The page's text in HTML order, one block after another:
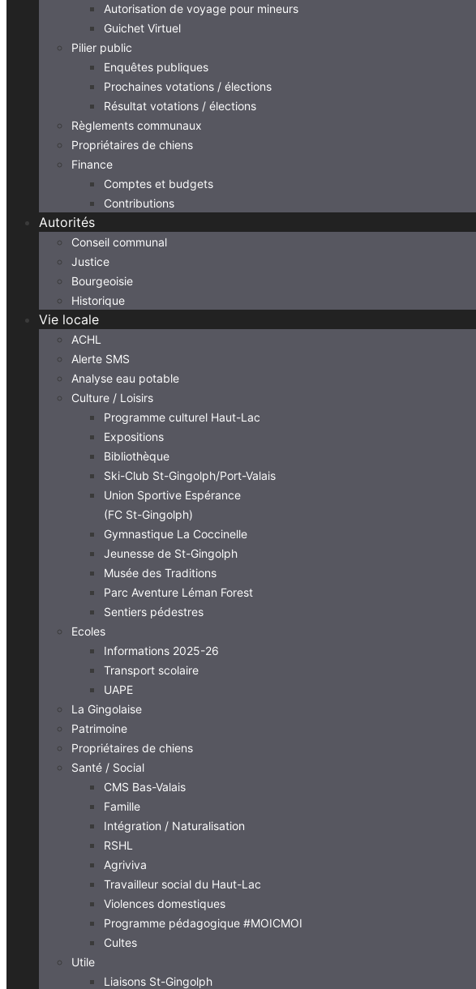
Autorisation de voyage pour mineurs
Guichet Virtuel
Pilier public
Enquêtes publiques
Prochaines votations / élections
Résultat votations / élections
Règlements communaux
Propriétaires de chiens
Finance
Comptes et budgets
Contributions
Autorités
Conseil communal
Justice
Bourgeoisie
Historique
Vie locale
ACHL
Alerte SMS
Analyse eau potable
Culture / Loisirs
Programme culturel Haut-Lac
Expositions
Bibliothèque
Ski-Club St-Gingolph/Port-Valais
Union Sportive Espérance
(FC St-Gingolph)
Gymnastique La Coccinelle
Jeunesse de St-Gingolph
Musée des Traditions
Parc Aventure Léman Forest
Sentiers pédestres
Ecoles
Informations 2025-26
Transport scolaire
UAPE
La Gingolaise
Patrimoine
Propriétaires de chiens
Santé / Social
CMS Bas-Valais
Famille
Intégration / Naturalisation
RSHL
Agriviva
Travailleur social du Haut-Lac
Violences domestiques
Programme pédagogique #MOICMOI
Cultes
Utile
Liaisons St-Gingolph